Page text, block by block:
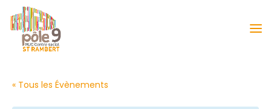
« Tous les Évènements